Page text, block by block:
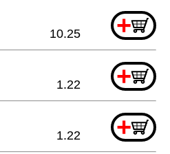
+
10.25
+
1.22
+
1.22